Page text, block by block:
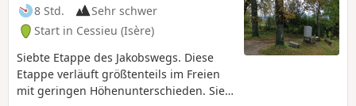
8 Std.
Sehr schwer
Start in Cessieu (Isère)
Siebte Etappe des Jakobswegs. Diese
Etappe verläuft größtenteils im Freien
mit geringen Höhenunterschieden. Sie